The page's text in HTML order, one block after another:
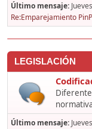
Último mensaje:
Re:Emparejamiento
LEGISLACIÓN
Último mensaje: